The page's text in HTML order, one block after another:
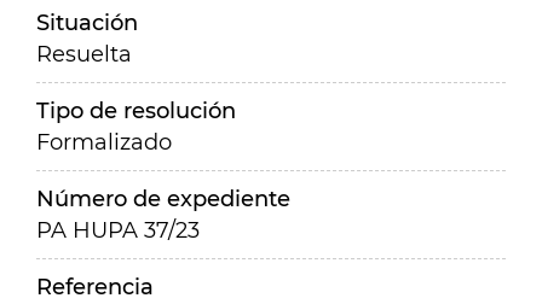
Situación
Resuelta
Tipo de resolución
Formalizado
Número de expediente
PA HUPA 37/23
Referencia